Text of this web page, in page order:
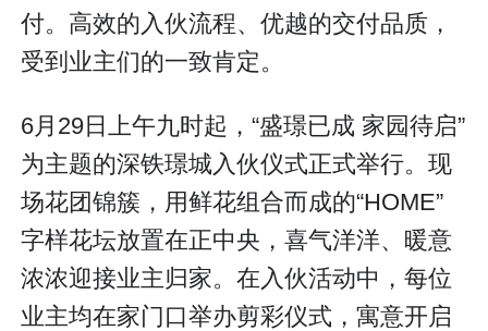
付。高效的入伙流程、优越的交付品质，
受到业主们的一致肯定。
6月29日上午九时起，“盛璟已成 家园待启”
为主题的深铁璟城入伙仪式正式举行。现
场花团锦簇，用鲜花组合而成的“HOME”
字样花坛放置在正中央，喜气洋洋、暖意
浓浓迎接业主归家。在入伙活动中，每位
业主均在家门口举办剪彩仪式，寓意开启